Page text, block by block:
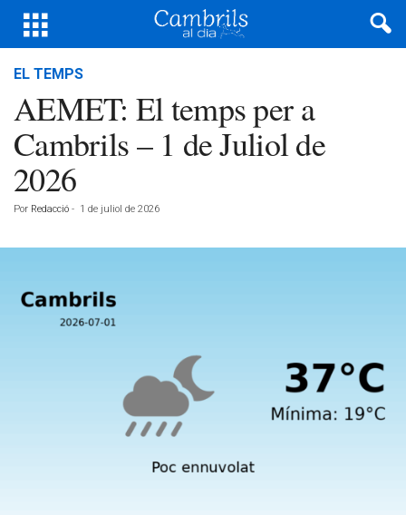
EL TEMPS
AEMET: El temps per a
Cambrils – 1 de Juliol de
2026
Por Redacció - 1 de juliol de 2026